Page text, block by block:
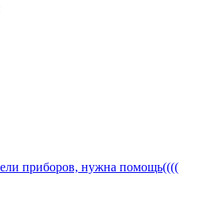
приборов, нужна помощь((((